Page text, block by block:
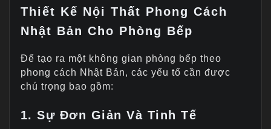
Thiết Kế Nội Thất Phong Cách
Nhật Bản Cho Phòng Bếp
Để tạo ra một không gian phòng bếp theo
phong cách Nhật Bản, các yếu tố cần được
chú trọng bao gồm:
1. Sự Đơn Giản Và Tinh Tế